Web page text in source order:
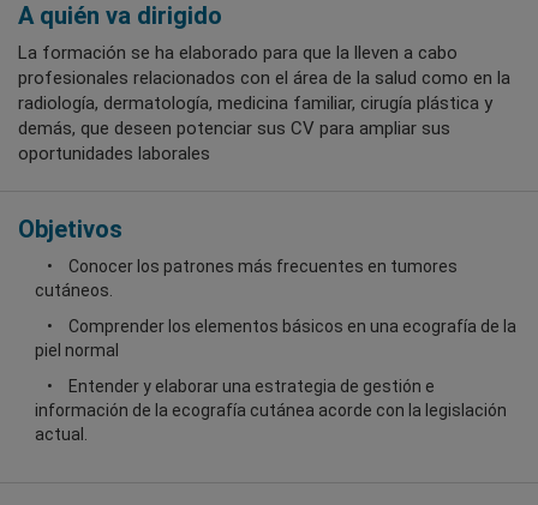
A quién va dirigido
La formación se ha elaborado para que la lleven a cabo
profesionales relacionados con el área de la salud como en la
radiología, dermatología, medicina familiar, cirugía plástica y
demás, que deseen potenciar sus CV para ampliar sus
oportunidades laborales
Objetivos
Conocer los patrones más frecuentes en tumores
cutáneos.
Comprender los elementos básicos en una ecografía de la
piel normal
Entender y elaborar una estrategia de gestión e
información de la ecografía cutánea acorde con la legislación
actual.